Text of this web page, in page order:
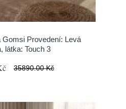
Gomsi Provedení: Levá
látka: Touch 3
35890.00 Kč